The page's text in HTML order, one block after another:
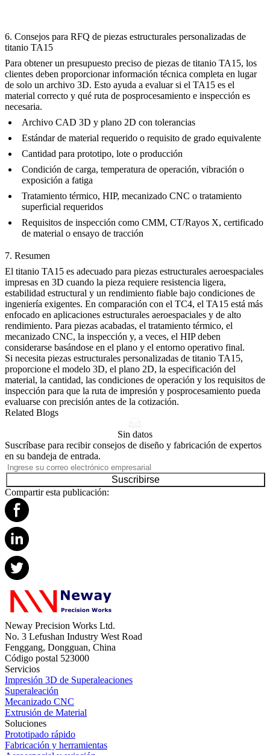
6. Consejos para RFQ de piezas estructurales personalizadas de
titanio TA15
Para obtener un presupuesto preciso de piezas de titanio TA15, los
clientes deben proporcionar información técnica completa en lugar
de solo un archivo 3D. Esto ayuda a evaluar si el TA15 es el
material correcto y qué ruta de posprocesamiento e inspección es
necesaria.
Archivo CAD 3D y plano 2D con tolerancias
Estándar de material requerido o requisito de grado equivalente
Cantidad para prototipo, lote o producción
Condición de carga, temperatura de operación, vibración o
exposición a fatiga
Tratamiento térmico, HIP, mecanizado CNC o tratamiento
superficial requeridos
Requisitos de inspección como CMM, CT/Rayos X, certificado
de material o ensayo de tracción
7. Resumen
El titanio TA15 es adecuado para piezas estructurales aeroespaciales
impresas en 3D cuando la pieza requiere resistencia ligera,
estabilidad estructural y un rendimiento fiable bajo condiciones de
ingeniería exigentes. En comparación con el TC4, el TA15 está más
enfocado en aplicaciones estructurales aeroespaciales y de alto
rendimiento. Para piezas acabadas, el tratamiento térmico, el
mecanizado CNC, la inspección y, a veces, el HIP deben
considerarse basándose en el plano y el entorno operativo final.
Si necesita piezas estructurales personalizadas de titanio TA15,
proporcione el modelo 3D, el plano 2D, la especificación del
material, la cantidad, las condiciones de operación y los requisitos de
inspección para que la ruta de impresión y posprocesamiento pueda
evaluarse con precisión antes de la cotización.
Related Blogs
Sin datos
Suscríbase para recibir consejos de diseño y fabricación de expertos
en su bandeja de entrada.
Suscribirse
Compartir esta publicación:
Neway Precision Works Ltd.
No. 3 Lefushan Industry West Road
Fenggang, Dongguan, China
Código postal 523000
Servicios
Impresión 3D de Superaleaciones
Superaleación
Mecanizado CNC
Extrusión de Material
Soluciones
Prototipado rápido
Fabricación y herramientas